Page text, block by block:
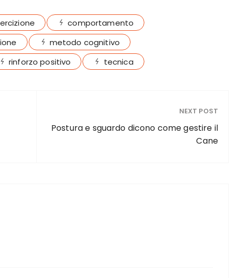
comportamento
metodo cognitivo
rinforzo positivo tecnica
NEXT POST
Postura e sguardo dicono come gestire il
Cane